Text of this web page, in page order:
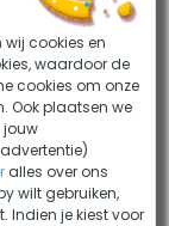
7,60
Rectoo 3,90 x
9,20
-5%
-5%
-5%
wij cookies en
waardoor de
cookies om onze
Ook plaatsen we
jouw
alles over ons
wilt gebruiken,
Indien je kiest voor